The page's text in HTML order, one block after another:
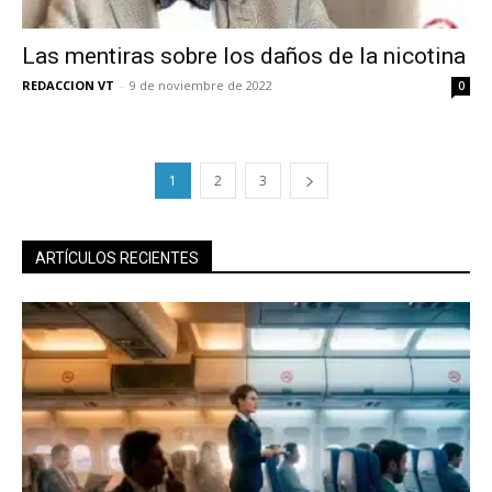
Las mentiras sobre los daños de la nicotina
REDACCION VT - 9 de noviembre de 2022 0
1 2 3
ARTÍCULOS RECIENTES